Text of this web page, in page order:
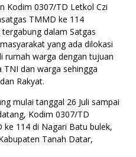
Kodim 0307/TD Letkol Czi
TMMD ke 114
dalam Satgas
yang ada dilokasi
rumah warga dengan tujuan
dan warga sehingga
Rakyat.
mulai tanggal 26 Juli sampai
Kodim 0307/TD
114 di Nagari Batu bulek,
Tanah Datar,